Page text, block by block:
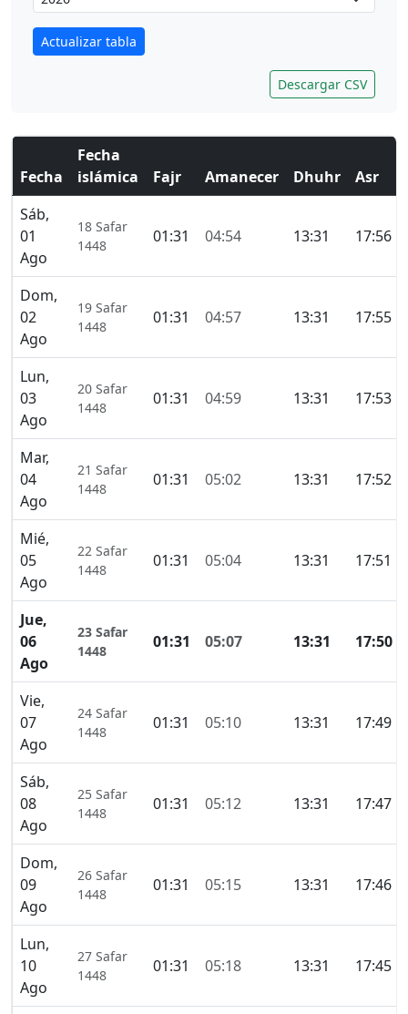
Actualizar tabla
Descargar CSV
Fecha
Fecha
islámica
Fajr Amanecer Dhuhr Asr
Sáb,
01
Ago
18 Safar
1448
01:31 04:54 13:31 17:56
Dom,
02
Ago
19 Safar
1448
01:31 04:57 13:31 17:55
Lun,
03
Ago
20 Safar
1448
01:31 04:59 13:31 17:53
Mar,
04
Ago
21 Safar
1448
01:31 05:02 13:31 17:52
Mié,
05
Ago
22 Safar
1448
01:31 05:04 13:31 17:51
Jue,
06
Ago
23 Safar
1448
01:31 05:07 13:31 17:50
Vie,
07
Ago
24 Safar
1448
01:31 05:10 13:31 17:49
Sáb,
08
Ago
25 Safar
1448
01:31 05:12 13:31 17:47
Dom,
09
Ago
26 Safar
1448
01:31 05:15 13:31 17:46
Lun,
10
Ago
27 Safar
1448
01:31 05:18 13:31 17:45